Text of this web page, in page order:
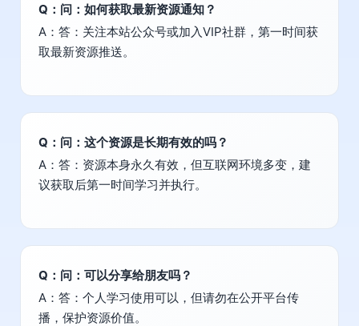
Q：问：如何获取最新资源通知？
A：答：关注本站公众号或加入VIP社群，第一时间获
取最新资源推送。
Q：问：这个资源是长期有效的吗？
A：答：资源本身永久有效，但互联网环境多变，建
议获取后第一时间学习并执行。
Q：问：可以分享给朋友吗？
A：答：个人学习使用可以，但请勿在公开平台传
播，保护资源价值。